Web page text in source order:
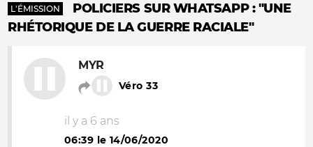
L'ÉMISSION
POLICIERS SUR WHATSAPP : "UNE
RHÉTORIQUE DE LA GUERRE RACIALE"
MYR
Véro 33
il y a 6 ans
06:39 le 14/06/2020